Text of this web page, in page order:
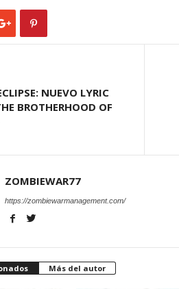
NUEVO LYRIC
BROTHERHOOD OF
ZOMBIEWAR77
https://zombiewarmanagement.com/
Más del autor